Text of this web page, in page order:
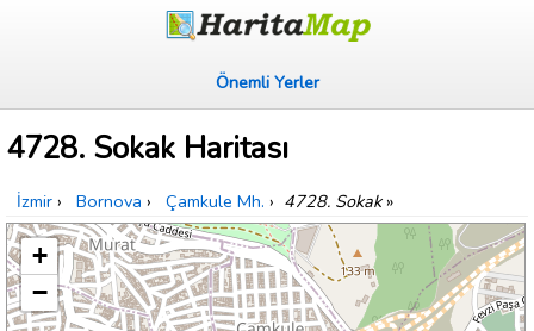
Önemli Yerler
4728. Sokak Haritası
İzmir › Bornova › Çamkule Mh. › 4728. Sokak»
+
−